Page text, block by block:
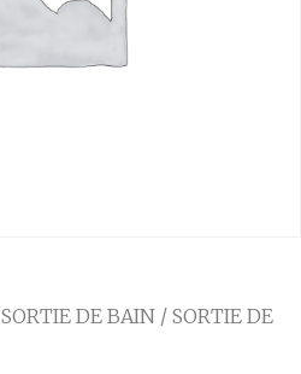
SORTIE DE BAIN / SORTIE DE